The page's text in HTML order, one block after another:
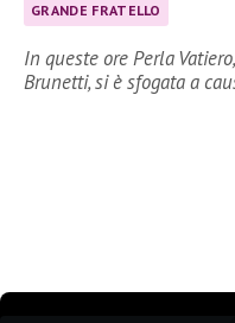
GRANDE FRATELLO
In queste ore Perla
Brunetti, si è sfogata a